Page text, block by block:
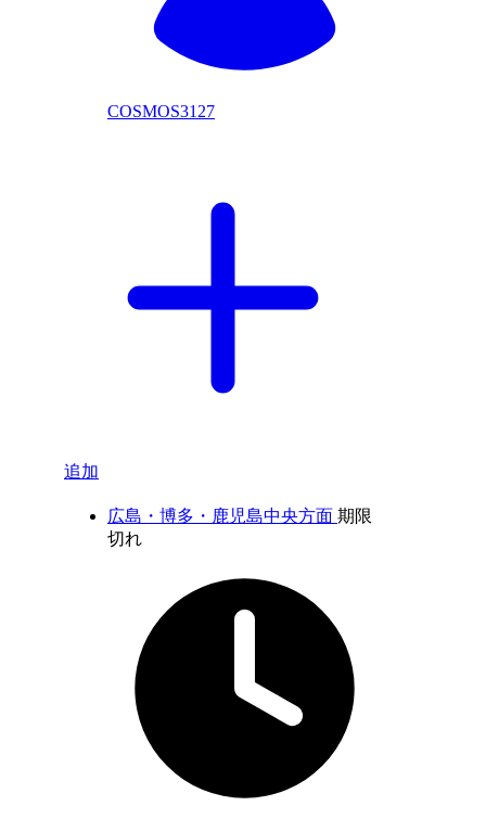
COSMOS3127
追加
広島・博多・鹿児島中央方面 期限
切れ